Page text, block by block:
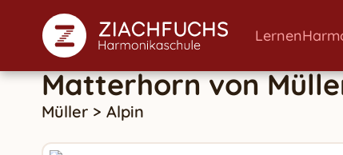
Lernen
Matterhornvon
Müller > Alpin